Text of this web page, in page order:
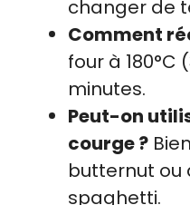
changer de
Comment
four à 180°C
minutes.
Peut-on
courge ?
butternut ou
spaghetti.